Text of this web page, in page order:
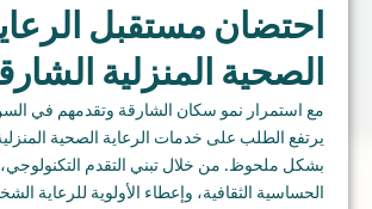
احتضان مستقبل
الصحية المنزلية
مع استمرار نمو سكان الشارقة وتقدمهم في
يرتفع الطلب على خدمات الرعاية الصحية
بشكل ملحوظ. من خلال تبني التقدم التكنولوجي،
الحساسية الثقافية، وإعطاء الأولوية للرعاية